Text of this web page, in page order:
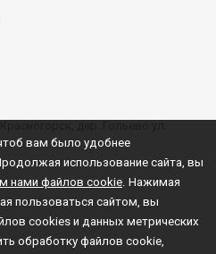
вам было удобнее
использование сайта, вы
нами файлов cookie . Нажимая
пользоваться сайтом, вы
cookies и данных метрических
обработку файлов cookie,